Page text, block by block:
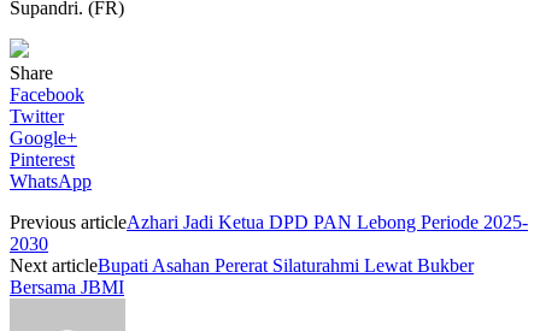
Supandri. (FR)
Share
Facebook
Twitter
Google+
Pinterest
WhatsApp
Previous articleAzhari Jadi Ketua DPD PAN Lebong Periode 2025-
2030
Next articleBupati Asahan Pererat Silaturahmi Lewat Bukber
Bersama JBMI